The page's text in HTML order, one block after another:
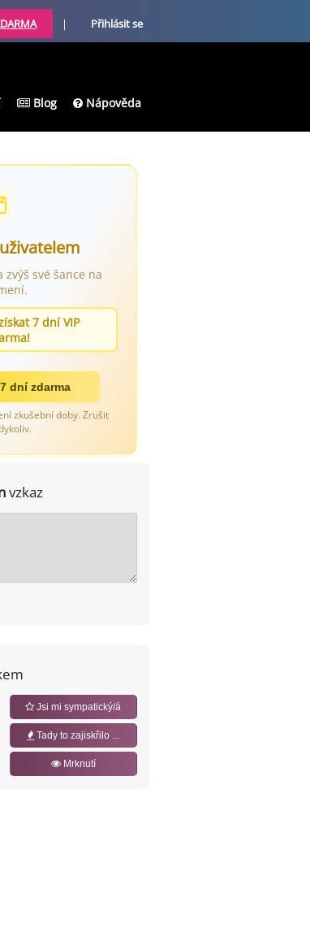
| Přihlásit se
Blog Nápověda
zvýš své šance na
7 dní VIP
dní zdarma
zkušební doby. Zrušit
vzkaz
Jsi mi sympatický/á
Tady to zajiskřilo ...
Mrknutí